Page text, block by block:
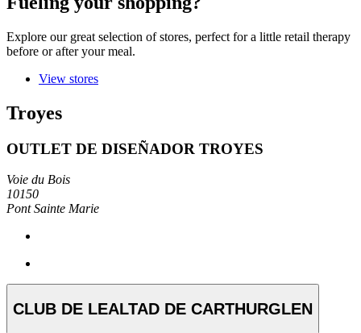
Explore our great selection of stores, perfect for a little retail therapy
before or after your meal.
View stores
Troyes
OUTLET DE DISEÑADOR TROYES
Voie du Bois
10150
Pont Sainte Marie
CLUB DE LEALTAD DE CARTHURGLEN